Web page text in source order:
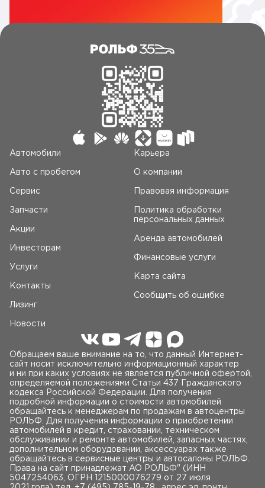
Автомобили
Авто c пробегом
Сервис
Запчасти
Акции
Инвесторам
Услуги
Контакты
Лизинг
Новости
Карьера
О компании
Правовая информация
Политика обработки
персональных данных
Аренда автомобилей
Финансовые услуги
Карта сайта
Сообщить об ошибке
Обращаем ваше внимание на то, что данный Интернет-
сайт носит исключительно информационный характер
и ни при каких условиях не является публичной офертой,
определяемой положениями Статьи 437 Гражданского
кодекса Российской Федерации. Для получения
подробной информации о стоимости автомобилей
обращайтесь к менеджерам по продажам в автоцентры
РОЛЬФ. Для получения информации о приобретении
автомобилей в кредит, страховании, техническом
обслуживании и ремонте автомобилей, запасных частях,
дополнительном оборудовании, аксессуарах также
обращайтесь в сервисные центры и автосалоны РОЛЬФ.
Права на сайт принадлежат AO РОЛЬФ" (ИНН
5047254063, ОГРН 1215000076279 от 27 июля